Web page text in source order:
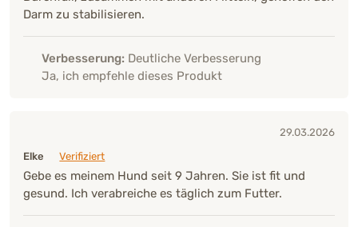
Darm zu stabilisieren.
Verbesserung: Deutliche Verbesserung
Ja, ich empfehle dieses Produkt
29.03.2026
Elke
Verifiziert
Gebe es meinem Hund seit 9 Jahren. Sie ist fit und
gesund. Ich verabreiche es täglich zum Futter.